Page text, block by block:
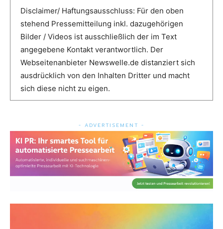
Disclaimer/ Haftungsausschluss: Für den oben
stehend Pressemitteilung inkl. dazugehörigen
Bilder / Videos ist ausschließlich der im Text
angegebene Kontakt verantwortlich. Der
Webseitenanbieter Newswelle.de distanziert sich
ausdrücklich von den Inhalten Dritter und macht
sich diese nicht zu eigen.
- ADVERTISEMENT -